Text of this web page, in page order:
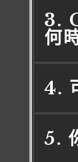
3.
何
4.
5.